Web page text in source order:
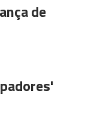
de